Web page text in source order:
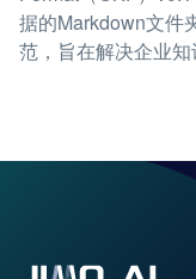
据的Markdown文件
范，旨在解决企业知